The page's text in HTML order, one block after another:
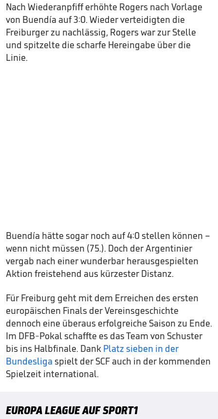
Nach Wiederanpfiff erhöhte Rogers nach Vorlage
von Buendía auf 3:0. Wieder verteidigten die
Freiburger zu nachlässig, Rogers war zur Stelle
und spitzelte die scharfe Hereingabe über die
Linie.
Buendía hätte sogar noch auf 4:0 stellen können –
wenn nicht müssen (75.). Doch der Argentinier
vergab nach einer wunderbar herausgespielten
Aktion freistehend aus kürzester Distanz.
Für Freiburg geht mit dem Erreichen des ersten
europäischen Finals der Vereinsgeschichte
dennoch eine überaus erfolgreiche Saison zu Ende.
Im DFB-Pokal schaffte es das Team von Schuster
bis ins Halbfinale. Dank Platz sieben in der
Bundesliga spielt der SCF auch in der kommenden
Spielzeit international.
EUROPA LEAGUE AUF SPORT1